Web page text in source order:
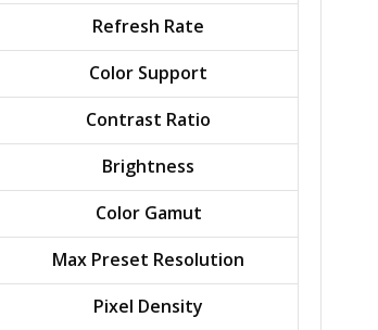
Refresh Rate
Color Support
Contrast Ratio
Brightness
Color Gamut
Max Preset Resolution
Pixel Density